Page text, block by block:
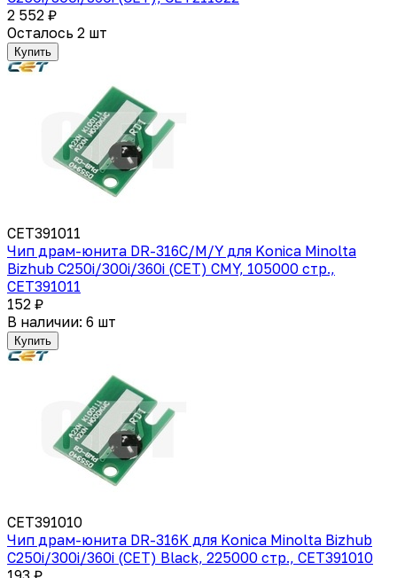
2 552 ₽
Осталось 2 шт
Купить
CET391011
Чип драм-юнита DR-316C/M/Y для Konica Minolta
Bizhub C250i/300i/360i (CET) CMY, 105000 стр.,
CET391011
152 ₽
В наличии: 6 шт
Купить
CET391010
Чип драм-юнита DR-316K для Konica Minolta Bizhub
C250i/300i/360i (CET) Black, 225000 стр., CET391010